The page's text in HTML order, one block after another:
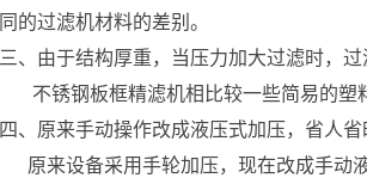
同的过滤机材料的差别。
三、由于结构厚重，当压力加大过滤时，
不锈钢板框精滤机相比较一些简易的塑
四、原来手动操作改成液压式加压，省人省
原来设备采用手轮加压，现在改成手动